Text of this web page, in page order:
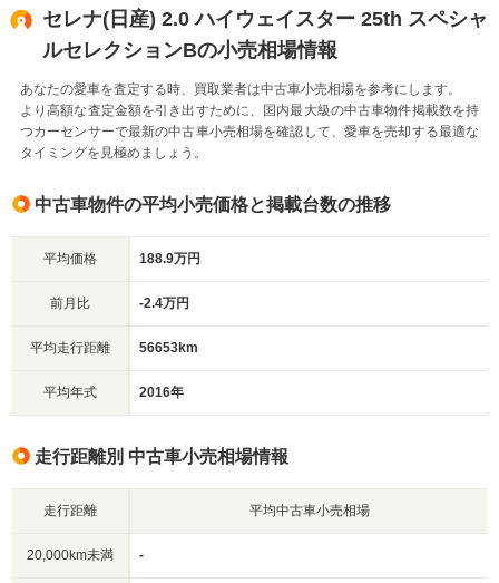
セレナ(日産) 2.0 ハイウェイスター 25th スペシャ
ルセレクションBの小売相場情報
あなたの愛車を査定する時、買取業者は中古車小売相場を参考にします。
より高額な査定金額を引き出すために、国内最大級の中古車物件掲載数を持
つカーセンサーで最新の中古車小売相場を確認して、愛車を売却する最適な
タイミングを見極めましょう。
中古車物件の平均小売価格と掲載台数の推移
平均価格 188.9万円
前月比 -2.4万円
平均走行距離 56653km
平均年式 2016年
走行距離別 中古車小売相場情報
走行距離 平均中古車小売相場
20,000km未満 -